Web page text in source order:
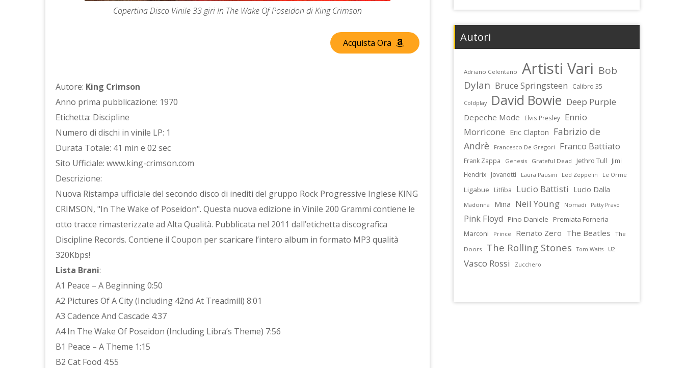
Copertina Disco Vinile 33 giri In The Wake Of Poseidon di King Crimson
Acquista Ora
Autore: King Crimson
Anno prima pubblicazione: 1970
Etichetta: Discipline
Numero di dischi in vinile LP: 1
Durata Totale: 41 min e 02 sec
Sito Ufficiale: www.king-crimson.com
Descrizione:
Nuova Ristampa ufficiale del secondo disco di inediti del gruppo Rock Progressive Inglese KING
CRIMSON, "In The Wake of Poseidon". Questa nuova edizione in Vinile 200 Grammi contiene le
otto tracce rimasterizzate ad Alta Qualità. Pubblicata nel 2011 dall’etichetta discografica
Discipline Records. Contiene il Coupon per scaricare l’intero album in formato MP3 qualità
320Kbps!
Lista Brani:
A1 Peace – A Beginning 0:50
A2 Pictures Of A City (Including 42nd At Treadmill) 8:01
A3 Cadence And Cascade 4:37
A4 In The Wake Of Poseidon (Including Libra’s Theme) 7:56
B1 Peace – A Theme 1:15
B2 Cat Food 4:55
Autori
Adriano Celentano Artisti Vari Bob
Dylan Bruce Springsteen Calibro 35
Coldplay David Bowie Deep Purple
Depeche Mode Elvis Presley
Ennio
Morricone Eric Clapton Fabrizio de
Andrè
Francesco De Gregori Franco Battiato
Frank Zappa Genesis Grateful Dead Jethro Tull
Jimi
Hendrix
Jovanotti Laura Pausini Led Zeppelin Le Orme
Ligabue Litfiba Lucio Battisti Lucio Dalla
Madonna Mina Neil Young Nomadi Patty Pravo
Pink Floyd Pino Daniele
Premiata Forneria
Marconi
Prince Renato Zero The Beatles
The
Doors
The Rolling Stones Tom Waits U2
Vasco Rossi Zucchero